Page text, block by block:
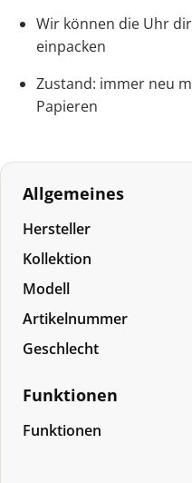
Wir können die Uhr
einpacken
Zustand: immer neu
Papieren
Allgemeines
Hersteller
Kollektion
Modell
Artikelnummer
Geschlecht
Funktionen
Funktionen